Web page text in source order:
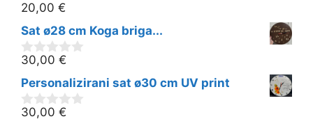
0
o
d
5
20,00 €
Sat ø28 cm Koga briga...
0
o
d
5
30,00 €
Personalizirani sat ø30 cm UV print
0
30,00 €